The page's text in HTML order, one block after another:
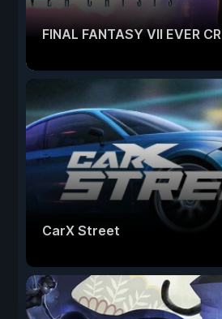
FINAL FANTASY VII EVER
CarX Street